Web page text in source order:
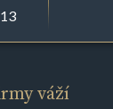
váží